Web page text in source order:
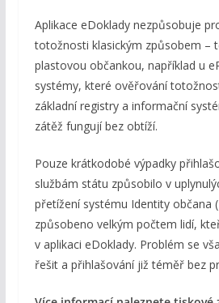
Aplikace eDoklady nezpůsobuje
totožnosti klasickým způsobem –
plastovou občankou, například u
systémy, které ověřování
základní registry a informační
zátěž fungují bez obtíží.
Pouze krátkodobé výpadky
službám státu způsobilo v
přetížení systému Identity občana
způsobeno velkým počtem lidí,
v aplikaci eDoklady. Problém se
řešit a přihlašování již téměř bez